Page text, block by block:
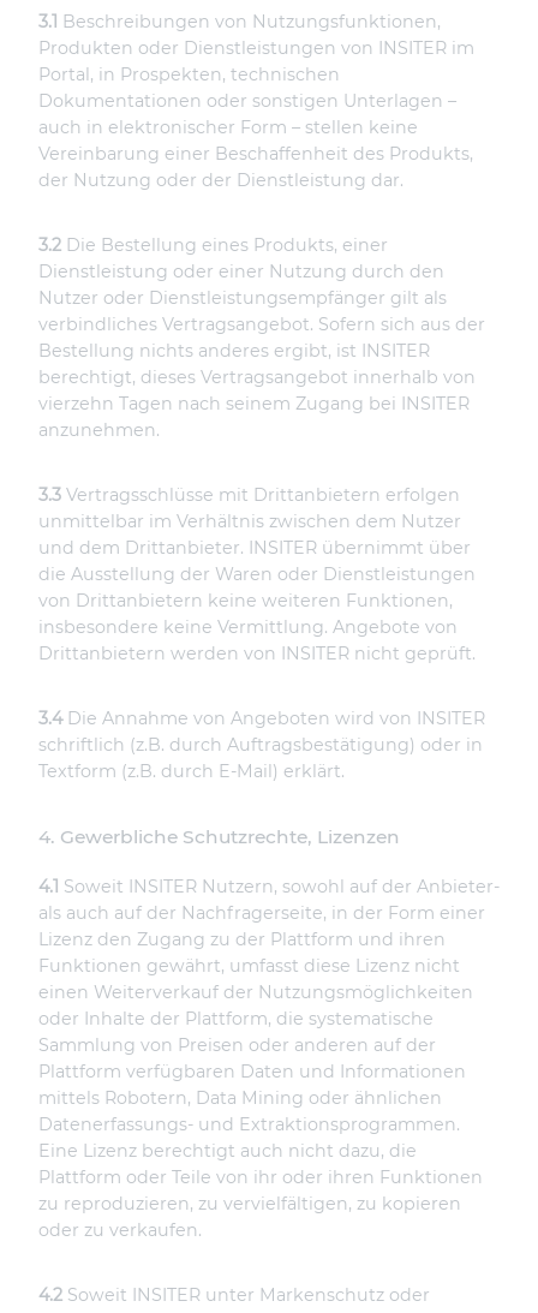
3.1 Beschreibungen von Nutzungsfunktionen,
Produkten oder Dienstleistungen von INSITER im
Portal, in Prospekten, technischen
Dokumentationen oder sonstigen Unterlagen –
auch in elektronischer Form – stellen keine
Vereinbarung einer Beschaffenheit des Produkts,
der Nutzung oder der Dienstleistung dar.
3.2 Die Bestellung eines Produkts, einer
Dienstleistung oder einer Nutzung durch den
Nutzer oder Dienstleistungsempfänger gilt als
verbindliches Vertragsangebot. Sofern sich aus der
Bestellung nichts anderes ergibt, ist INSITER
berechtigt, dieses Vertragsangebot innerhalb von
vierzehn Tagen nach seinem Zugang bei INSITER
anzunehmen.
3.3 Vertragsschlüsse mit Drittanbietern erfolgen
unmittelbar im Verhältnis zwischen dem Nutzer
und dem Drittanbieter. INSITER übernimmt über
die Ausstellung der Waren oder Dienstleistungen
von Drittanbietern keine weiteren Funktionen,
insbesondere keine Vermittlung. Angebote von
Drittanbietern werden von INSITER nicht geprüft.
3.4Die Annahme von Angeboten wird von INSITER
schriftlich (z.B. durch Auftragsbestätigung) oder in
Textform (z.B. durch E-Mail) erklärt.
4. Gewerbliche Schutzrechte, Lizenzen
4.1 Soweit INSITER Nutzern, sowohl auf der Anbieter-
als auch auf der Nachfragerseite, in der Form einer
Lizenz den Zugang zu der Plattform und ihren
Funktionen gewährt, umfasst diese Lizenz nicht
einen Weiterverkauf der Nutzungsmöglichkeiten
oder Inhalte der Plattform, die systematische
Sammlung von Preisen oder anderen auf der
Plattform verfügbaren Daten und Informationen
mittels Robotern, Data Mining oder ähnlichen
Datenerfassungs- und Extraktionsprogrammen.
Eine Lizenz berechtigt auch nicht dazu, die
Plattform oder Teile von ihr oder ihren Funktionen
zu reproduzieren, zu vervielfältigen, zu kopieren
oder zu verkaufen.
4.2 Soweit INSITER unter Markenschutz oder